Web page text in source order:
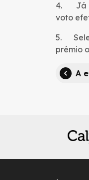
4. Já
voto
5.
prémio